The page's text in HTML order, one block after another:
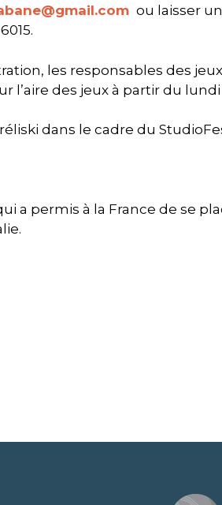
ou laisser
les responsables des
des jeux à partir du lundi
dans le cadre du
a permis à la France de se